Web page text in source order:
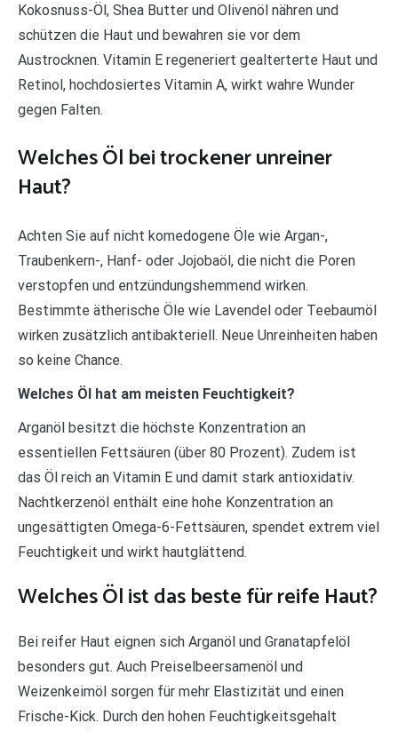
Kokosnuss-Öl, Shea Butter und Olivenöl nähren und
schützen die Haut und bewahren sie vor dem
Austrocknen. Vitamin E regeneriert gealterterte Haut und
Retinol, hochdosiertes Vitamin A, wirkt wahre Wunder
gegen Falten.
Welches Öl bei trockener unreiner
Haut?
Achten Sie auf nicht komedogene Öle wie Argan-,
Traubenkern-, Hanf- oder Jojobaöl, die nicht die Poren
verstopfen und entzündungshemmend wirken.
Bestimmte ätherische Öle wie Lavendel oder Teebaumöl
wirken zusätzlich antibakteriell. Neue Unreinheiten haben
so keine Chance.
Welches Öl hat am meisten Feuchtigkeit?
Arganöl besitzt die höchste Konzentration an
essentiellen Fettsäuren (über 80 Prozent). Zudem ist
das Öl reich an Vitamin E und damit stark antioxidativ.
Nachtkerzenöl enthält eine hohe Konzentration an
ungesättigten Omega-6-Fettsäuren, spendet extrem viel
Feuchtigkeit und wirkt hautglättend.
Welches Öl ist das beste für reife Haut?
Bei reifer Haut eignen sich Arganöl und Granatapfelöl
besonders gut. Auch Preiselbeersamenöl und
Weizenkeimöl sorgen für mehr Elastizität und einen
Frische-Kick. Durch den hohen Feuchtigkeitsgehalt